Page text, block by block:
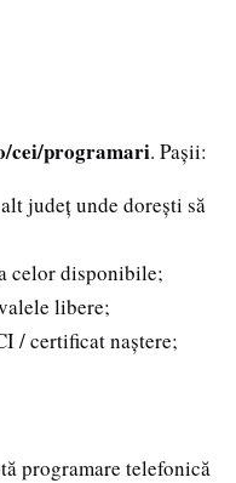
cei/programari. Pașii:
județ unde dorești să
celor disponibile;
libere;
/ certificat naștere;
programare telefonică